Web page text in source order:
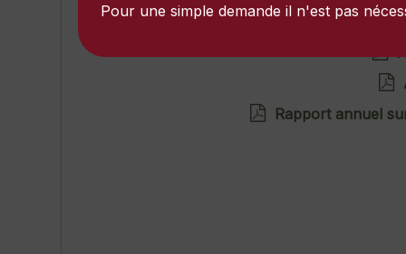
Rapport annuel
Pour une simple demande il n'est pas